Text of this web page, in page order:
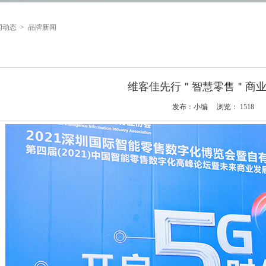
动态 > 品牌新闻
维客佳先行＂智慧零售＂商
发布：小编 浏览： 1518